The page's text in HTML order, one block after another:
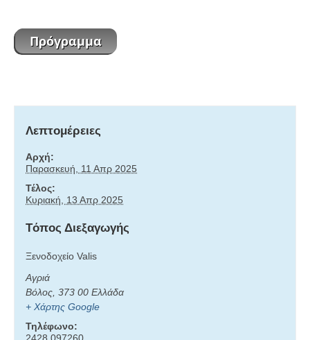
Λεπτομέρειες
Αρχή:
Παρασκευή, 11 Απρ 2025
Τέλος:
Κυριακή, 13 Απρ 2025
Tόπος Διεξαγωγής
Ξενοδοχείο Valis
Αγριά
Βόλος 373 00 Ελλάδα
+ Χάρτης Google
Τηλέφωνο: